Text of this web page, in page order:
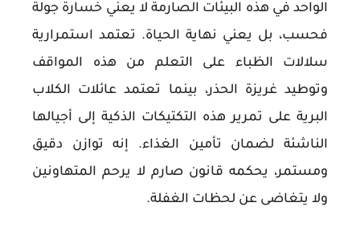
الواحد في هذه البيئات الصارمة لا يعني خسارة جولة
فحسب، بل يعني نهاية الحياة. تعتمد استمرارية
سلالات الظباء على التعلم من هذه المواقف
وتوطيد غريزة الحذر، بينما تعتمد عائلات الكلاب
البرية على تمرير هذه التكتيكات الذكية إلى أجيالها
الناشئة لضمان تأمين الغذاء. إنه توازن دقيق
ومستمر، يحكمه قانون صارم لا يرحم المتهاونين
ولا يتغاضى عن لحظات الغفلة.